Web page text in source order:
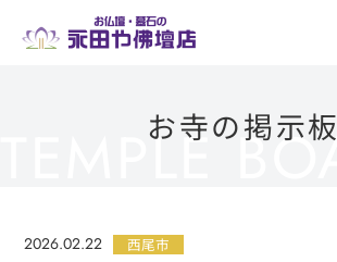
お寺の掲示板
2026.02.22 西尾市